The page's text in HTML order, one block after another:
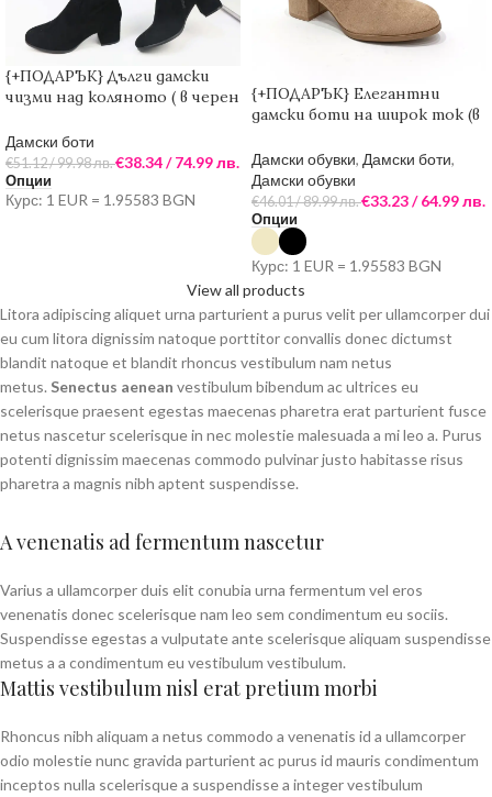
{+ПОДАРЪК} Дълги дамски
чизми над коляното ( в черен
Дамски боти
€51.12/ 99.98 лв.€38.34/ 74.99 лв.
Опции
Курс: 1 EUR = 1.95583 BGN
{+ПОДАРЪК} Елегантни
дамски боти на широк ток (в
Дамски обувки, Дамски боти,
Дамски обувки
€46.01/ 89.99 лв.€33.23/ 64.99 лв.
Опции
Курс: 1 EUR = 1.95583 BGN
View all products
Litora adipiscing aliquet urna parturient a purus velit per ullamcorper dui
eu cum litora dignissim natoque porttitor convallis donec dictumst
blandit natoque et blandit rhoncus vestibulum nam netus
metus. Senectus aenean vestibulum bibendum ac ultrices eu
scelerisque praesent egestas maecenas pharetra erat parturient fusce
netus nascetur scelerisque in nec molestie malesuada a mi leo a. Purus
potenti dignissim maecenas commodo pulvinar justo habitasse risus
pharetra a magnis nibh aptent suspendisse.
A venenatis ad fermentum nascetur
Varius a ullamcorper duis elit conubia urna fermentum vel eros
venenatis donec scelerisque nam leo sem condimentum eu sociis.
Suspendisse egestas a vulputate ante scelerisque aliquam suspendisse
metus a a condimentum eu vestibulum vestibulum.
Mattis vestibulum nisl erat pretium morbi
Rhoncus nibh aliquam a netus commodo a venenatis id a ullamcorper
odio molestie nunc gravida parturient ac purus id mauris condimentum
inceptos nulla scelerisque a suspendisse a integer vestibulum